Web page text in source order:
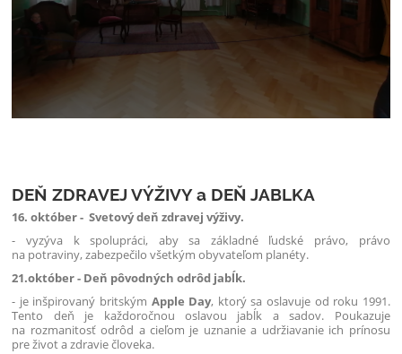
DEŇ ZDRAVEJ VÝŽIVY a DEŇ JABLKA
16.október- Svetový deň zdravej výživy.
- vyzýva k spolupráci, aby sa základné ľudské právo, právo
na potraviny, zabezpečilo všetkým obyvateľom planéty.
21.október - Deň pôvodných odrôd jabĺk.
- je inšpirovaný britským Apple Day, ktorý sa oslavuje od roku 1991.
Tento deň je každoročnou oslavou jabĺk a sadov. Poukazuje
na rozmanitosť odrôd a cieľom je uznanie a udržiavanie ich prínosu
pre život a zdravie človeka.